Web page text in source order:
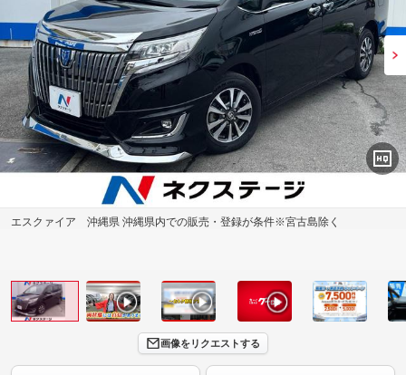
エスクァイア 沖縄県 沖縄県内での販売・登録が条件※宮古島除く
画像をリクエストする